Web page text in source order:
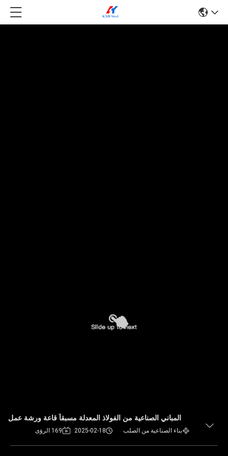
المباني الصناعية من الفولاذ المعدلة مسبقاً قاعة ورشة عمل
بناء الصناعية من الصلب 2025-02-18 169 الرؤى